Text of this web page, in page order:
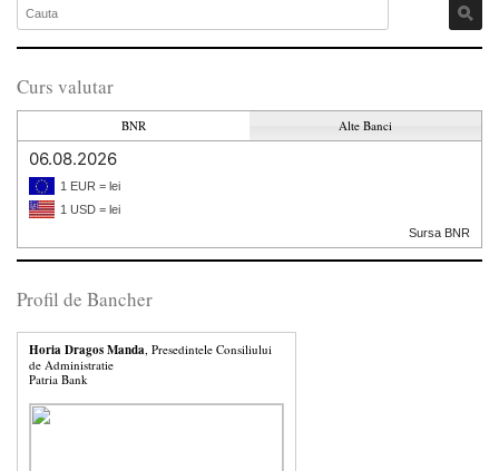
Curs valutar
BNR Alte Banci
06.08.2026
1 EUR = lei
1 USD = lei
Sursa BNR
Profil de Bancher
Horia Dragos Manda, Presedintele Consiliului
de Administratie
Patria Bank